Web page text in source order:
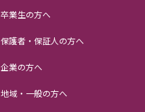
卒業生の方へ
保護者・保証人の方へ
企業の方へ
地域・一般の方へ